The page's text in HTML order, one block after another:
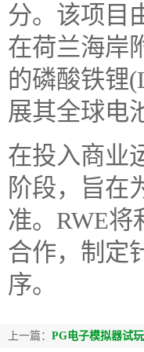
分。该项目
在荷兰海岸
的磷酸铁锂
展其全球电
在投入商业
阶段，旨在
准。RWE
合作，制定
序。
上一篇： PG电子模拟器试